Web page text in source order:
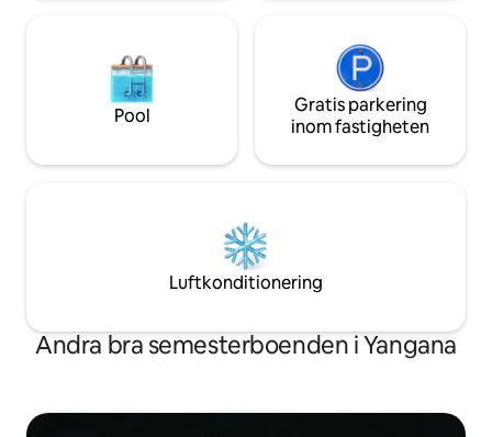
Pool
Gratis parkering
inom fastigheten
Luftkonditionering
Andra bra semesterboenden i Yangana